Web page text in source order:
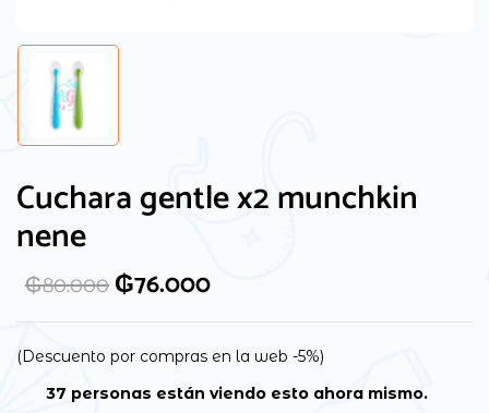
Cuchara gentle x2 munchkin
nene
₲80.000₲76.000
(Descuento por compras en la web -5%)
37 personas están viendo esto ahora mismo.